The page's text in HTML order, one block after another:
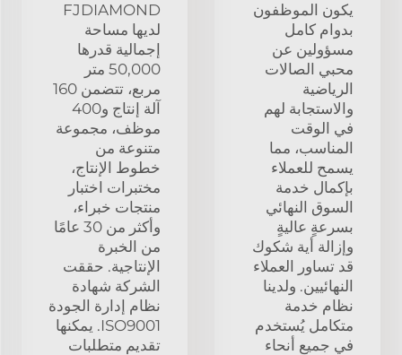
يكون الموظفون
بدوام كامل
مسؤولين عن
محبي الصالات
الرياضية
والاستجابة لهم
في الوقت
المناسب، مما
يسمح للعملاء
بإكمال خدمة
السوق النهائي
بسرعةٍ عاليةٍ
وإزالة أية شكوك
قد تساور العملاء
النهائيين. ولدينا
نظام خدمة
متكامل يُستخدم
في جميع أنحاء
FJDIAMOND
لديها مساحة
إجمالية قدرها
50,000 متر
مربع، تتضمن 160
آلة إنتاج و400
موظف، مجموعة
متنوعة من
خطوط الإنتاج،
مختبرات اختبار
منتجات خبراء،
وأكثر من 30 عامًا
من الخبرة
الإنتاجية. حققت
الشركة شهادة
نظام إدارة الجودة
ISO9001. يمكنها
تقديم متطلبات